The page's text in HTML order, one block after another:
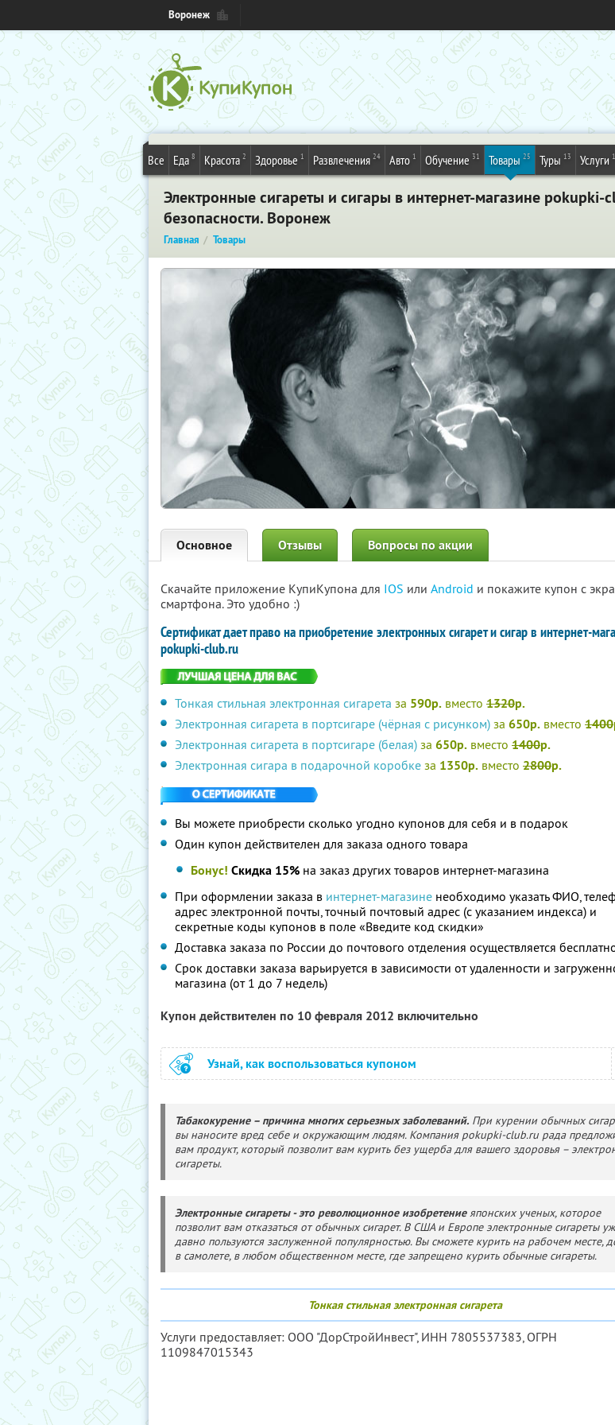
Воронеж
Все Еда 8 Красота 2 Здоровье 1 Развлечения 24 Авто 1 Обучение 31 Товары 25 Туры 13 Услуги
Электронные сигареты и сигары в интернет-магазине pokupki-
безопасности. Воронеж
Главная Товары
Основное Отзывы Вопросы по акции
Скачайте приложение КупиКупона для IOS или Android и покажите купон с
смартфона. Это удобно :)
Сертификат дает право на приобретение электронных сигарет и сигар в интернет-
pokupki-club.ru
Тонкая стильная электронная сигарета за 590р. вместо 1320р.
Электронная сигарета в портсигаре (чёрная с рисунком) за 650р. вместо 1400
Электронная сигарета в портсигаре (белая) за 650р. вместо 1400р.
Электронная сигара в подарочной коробке за 1350р. вместо 2800р.
Вы можете приобрести сколько угодно купонов для себя и в подарок
Один купон действителен для заказа одного товара
Бонус! Скидка 15% на заказ других товаров интернет-магазина
При оформлении заказа в интернет-магазине необходимо указать ФИО,
адрес электронной почты, точный почтовый адрес (с указанием индекса) и
секретные коды купонов в поле «Введите код скидки»
Доставка заказа по России до почтового отделения осуществляется
Срок доставки заказа варьируется в зависимости от удаленности и
магазина (от 1 до 7 недель)
Купон действителен по 10 февраля 2012 включительно
Узнай, как воспользоваться купоном
Табакокурение – причина многих серьезных заболеваний. При курении обычных
вы наносите вред себе и окружающим людям. Компания pokupki-club.ru рада
вам продукт, который позволит вам курить без ущерба для вашего здоровья –
сигареты.
Электронные сигареты - это революционное изобретениеяпонских ученых, которое
позволит вам отказаться от обычных сигарет. В США и Европе электронные сигареты
давно пользуются заслуженной популярностью. Вы сможете курить на рабочем месте,
в самолете, в любом общественном месте, где запрещено курить обычные сигареты.
Тонкая стильная электронная сигарета
Услуги предоставляет: ООО "ДорСтройИнвест", ИНН 7805537383, ОГРН
1109847015343